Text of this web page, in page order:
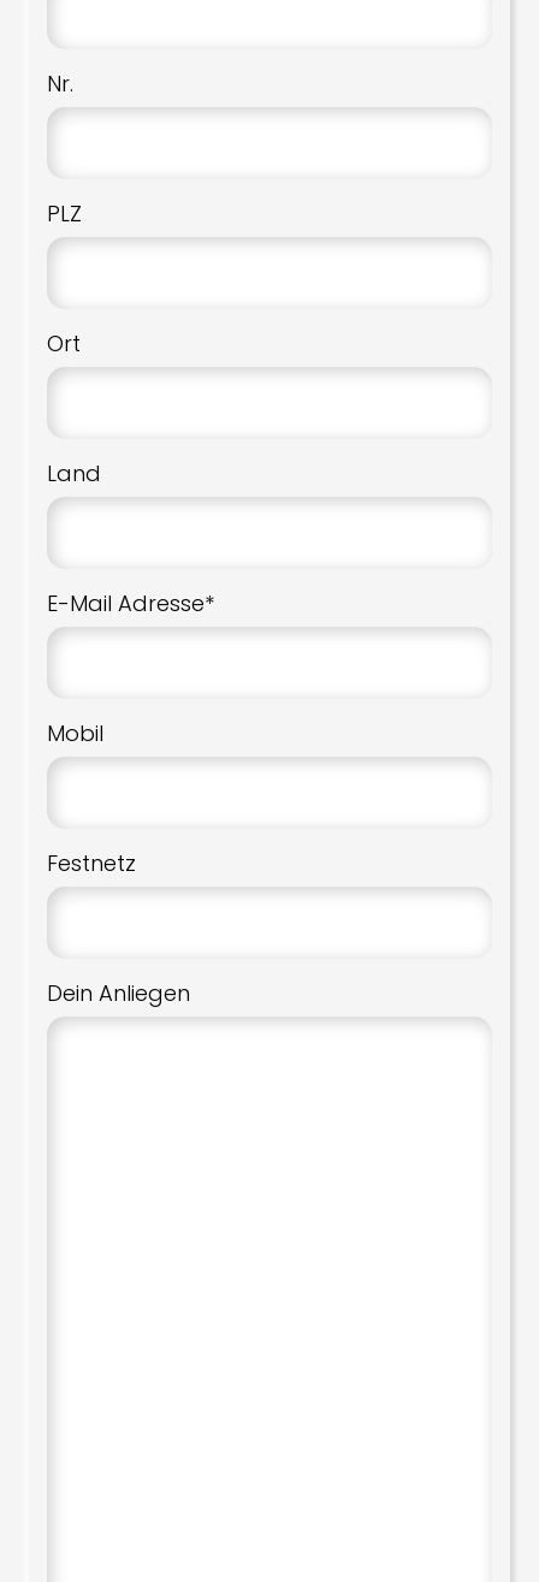
Nr.
PLZ
Ort
Land
E-Mail Adresse*
Mobil
Festnetz
Dein Anliegen